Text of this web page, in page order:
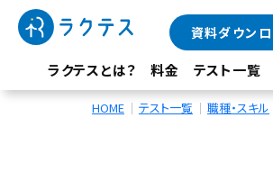
ラクテスとは？ 料金 テスト一覧
資料ダウン
HOME テスト一覧 職種・スキル